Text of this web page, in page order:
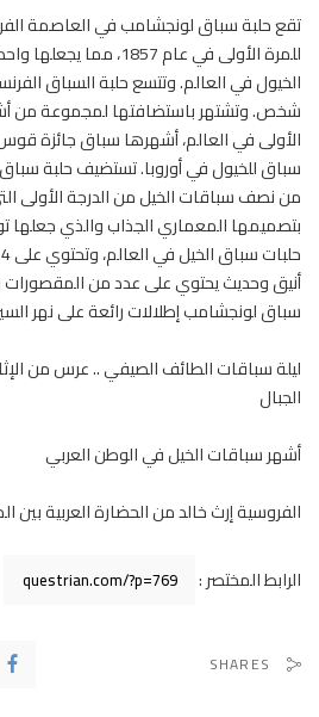
تقع حلبة سباق لونجشامب في العاصمة
للمرة الأولى في عام
شخص. وتشتهر باستضافتها لمجموعة من
الأولى فيالعالم، أشهرها سباق جائزة قوس
سباق للخيول في أوروبا. تستضيف حلبة
من نصف سباقات الخيل من الدرجة الأولى
بتصميمها المعماري الجذاب والذي
أنيق وحديث يحتوي على عدد من المقصورات
سباق لونجشامب إطلالات رائعة على نهر
ليلة سباقات الطائف الصيفي .. عرس من
الجبال
أشهر سباقات الخيل في الوطن العربي
الفروسية إرث خالد من الحضارة العربية بين
الرابط المختصر :
SHARES